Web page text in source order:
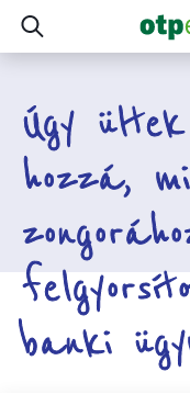
Úgy
hozzá,
banki